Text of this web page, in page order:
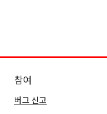
참여
버그 신고